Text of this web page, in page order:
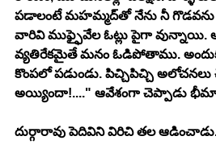
పడాలంటే మహమ్మద్‍తో నేను నీ గొడవను
వారివి ముఫ్ఫైవేల ఓట్లు పైగా వున్నాయి.
వ్యతిరేకమైతే మనం ఓడిపోతాము.
కొంపలో పడుండు. పిచ్చిపిచ్చి అలోచనలు
అయ్యిందా!...." ఆవేశంగా చెప్పాడు
దుర్గారావు పెదివిని విరిచి తల